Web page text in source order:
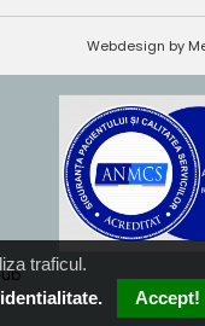
traficul.
Accept!
Webdesign by